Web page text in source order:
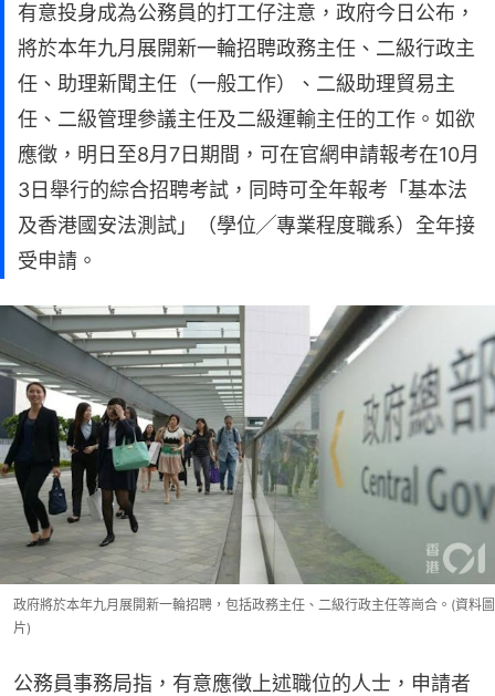
有意投身成為公務員的打工仔注意，​政府今日公布，
將於本年九月展開新一輪招聘政務主任、二級行政主
任、助理新聞主任（一般工作）、二級助理貿易主
任、二級管理參議主任及二級運輸主任的工作。如欲
應徵，明日至8月7日期間，可在官網申請報考在10月
3日舉行的綜合招聘考試，同時可全年報考「基本法
及香港國安法測試」（學位╱專業程度職系）全年接
受申請。
政府將於本年九月展開新一輪招聘，包括政務主任、二級行政主任等崗合。(資料圖
片)
公務員事務局指，有意應徵上述職位的人士，申請者